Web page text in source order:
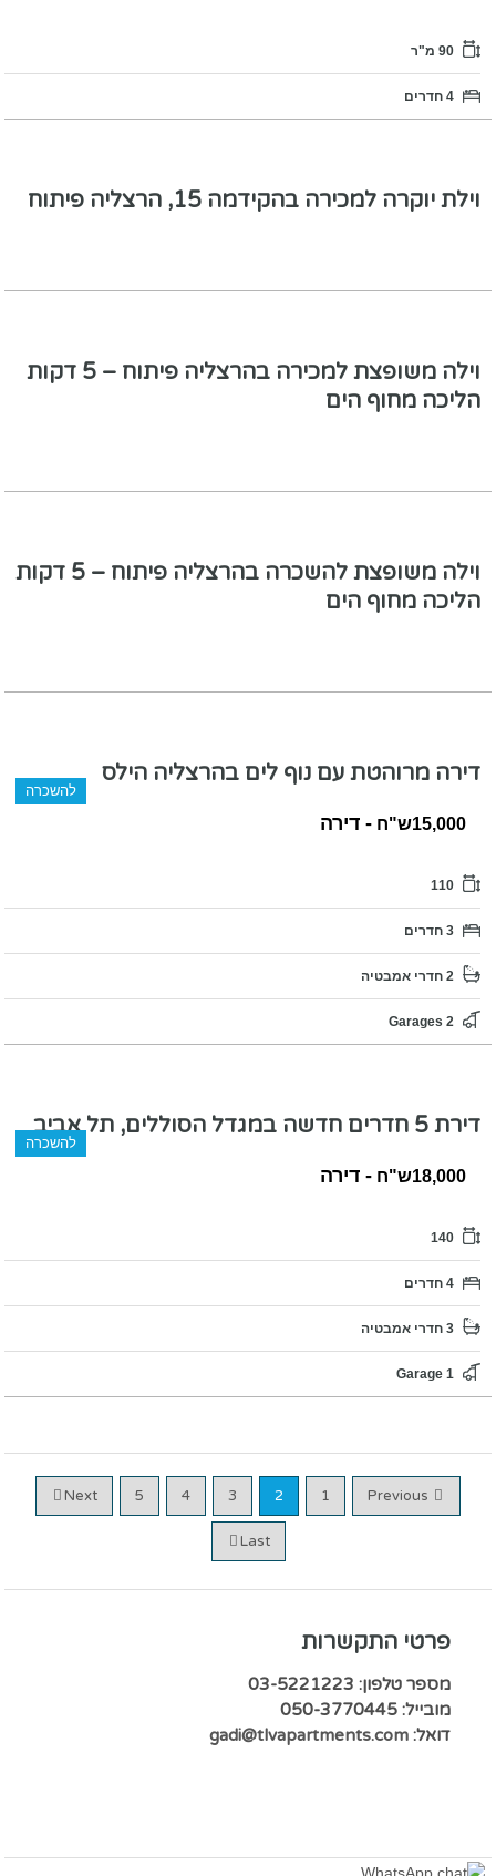
וילת יוקרה למכירה בהקידמה 15, הרצליה פיתוח
וילה משופצת למכירה בהרצליה פיתוח – 5 דקות
הליכה מחוף הים
וילה משופצת להשכרה בהרצליה פיתוח – 5 דקות
הליכה מחוף הים
דירה מרוהטת עם נוף לים בהרצליה הילס
להשכרה
15,000ש"ח - דירה
דירת 5 חדרים חדשה במגדל הסוללים, תל אביב
להשכרה
18,000ש"ח - דירה
Previous
1
2
3
4
5
Next
Last
פרטי התקשרות
מספר טלפון: 03-5221223
מובייל: 050-3770445
דואל: gadi@tlvapartments.com